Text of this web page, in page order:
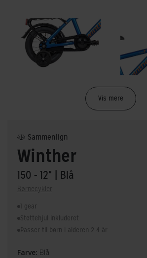
Vis mere
Winther
150 - 12" | Blå
Børnecykler
1 gear
Støttehjul inkluderet
Passer til børn i alderen 2-4 år
Sammenlign
Farve: Blå